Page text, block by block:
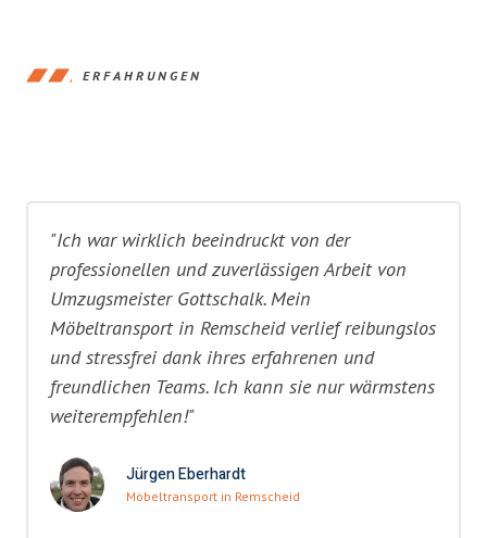
ERFAHRUNGEN
"Ich war wirklich beeindruckt von der
professionellen und zuverlässigen Arbeit von
Umzugsmeister Gottschalk. Mein
Möbeltransport in Remscheid verlief reibungslos
und stressfrei dank ihres erfahrenen und
freundlichen Teams. Ich kann sie nur wärmstens
weiterempfehlen!"
Jürgen Eberhardt
Möbeltransport in Remscheid